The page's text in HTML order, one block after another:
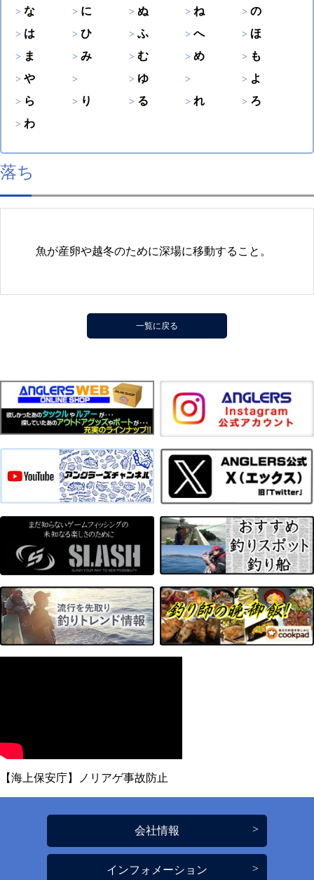
な
に ぬ ね
の
は
ひ ふ へ
ほ
ま
み む め
も
や
ゆ
よ
ら
り る れ
ろ
わ
落ち
魚が産卵や越冬のために深場に移動すること。
一覧に戻る
【海上保安庁】ノリアゲ事故防止
会社情報
インフォメーション